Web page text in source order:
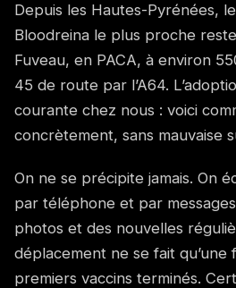
Depuis les Hautes-Pyrénées,
Bloodreina le plus proche
Fuveau, en PACA, à environ
45 de route par l’A64.
courante chez nous : voici
concrètement, sans mauvaise
On ne se précipite jamais. On
par téléphone et par
photos et des nouvelles
déplacement ne se fait qu’une
premiers vaccins terminés.